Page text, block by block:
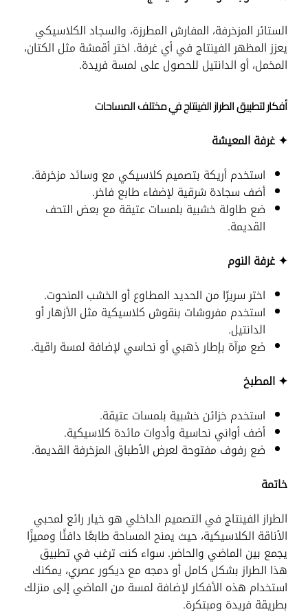
الستائر المزخرفة، المفارش المطرزة، والسجاد الكلاسيكي
يعزز المظهر الفينتاج في أي غرفة. اختر أقمشة مثل الكتان،
المخمل، أو الدانتيل للحصول على لمسة فريدة.
أفكار لتطبيق الطراز الفينتاج في مختلف المساحات
✦ غرفة المعيشة
استخدم أريكة بتصميم كلاسيكي مع وسائد مزخرفة.
أضف سجادة شرقية لإضفاء طابع فاخر.
ضع طاولة خشبية بلمسات عتيقة مع بعض التحف
القديمة.
✦ غرفة النوم
اختر سريرًا من الحديد المطاوع أو الخشب المنحوت.
استخدم مفروشات بنقوش كلاسيكية مثل الأزهار أو
الدانتيل.
ضع مرآة بإطار ذهبي أو نحاسي لإضافة لمسة راقية.
✦ المطبخ
استخدم خزائن خشبية بلمسات عتيقة.
أضف أواني نحاسية وأدوات مائدة كلاسيكية.
ضع رفوف مفتوحة لعرض الأطباق المزخرفة القديمة.
خاتمة
الطراز الفينتاج في التصميم الداخلي هو خيار رائع لمحبي
الأناقة الكلاسيكية، حيث يمنح المساحة طابعًا دافئًا ومميزًا
يجمع بين الماضي والحاضر. سواء كنت ترغب في تطبيق
هذا الطراز بشكل كامل أو دمجه مع ديكور عصري، يمكنك
استخدام هذه الأفكار لإضافة لمسة من الماضي إلى منزلك
بطريقة فريدة ومبتكرة.